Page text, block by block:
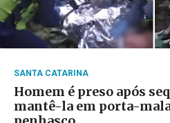
SANTA CATARINA
Homem é preso após
mantê-la em porta-